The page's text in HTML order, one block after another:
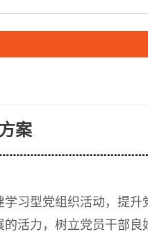
案
习型党组织活动，提升
活力，树立党员干部良